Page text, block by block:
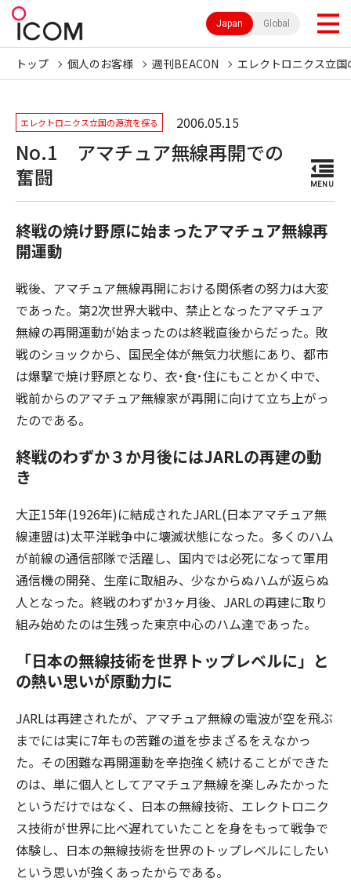
Japan Global
トップ 個人のお客様 週刊BEACON エレクトロニクス立
エレクトロニクス立国の源流を探る 2006.05.15
No.1 アマチュア無線再開での
奮闘
MENU
終戦の焼け野原に始まったアマチュア無線再
開運動
戦後、アマチュア無線再開における関係者の努力は大変
であった。第2次世界大戦中、禁止となったアマチュア
無線の再開運動が始まったのは終戦直後からだった。敗
戦のショックから、国民全体が無気力状態にあり、都市
は爆撃で焼け野原となり、衣･食･住にもことかく中で、
戦前からのアマチュア無線家が再開に向けて立ち上がっ
たのである。
終戦のわずか３か月後にはJARLの再建の動
き
大正15年(1926年)に結成されたJARL(日本アマチュア無
線連盟は)太平洋戦争中に壊滅状態になった。多くのハム
が前線の通信部隊で活躍し、国内では必死になって軍用
通信機の開発、生産に取組み、少なからぬハムが返らぬ
人となった。終戦のわずか3ヶ月後、JARLの再建に取り
組み始めたのは生残った東京中心のハム達であった。
「日本の無線技術を世界トップレベルに」と
の熱い思いが原動力に
JARLは再建されたが、アマチュア無線の電波が空を飛ぶ
までには実に7年もの苦難の道を歩まざるをえなかっ
た。その困難な再開運動を辛抱強く続けることができた
のは、単に個人としてアマチュア無線を楽しみたかった
というだけではなく、日本の無線技術、エレクトロニク
ス技術が世界に比べ遅れていたことを身をもって戦争で
体験し、日本の無線技術を世界のトップレベルにしたい
という思いが強くあったからである。